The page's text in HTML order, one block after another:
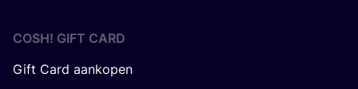
COSH! GIFT CARD
Gift Card aankopen